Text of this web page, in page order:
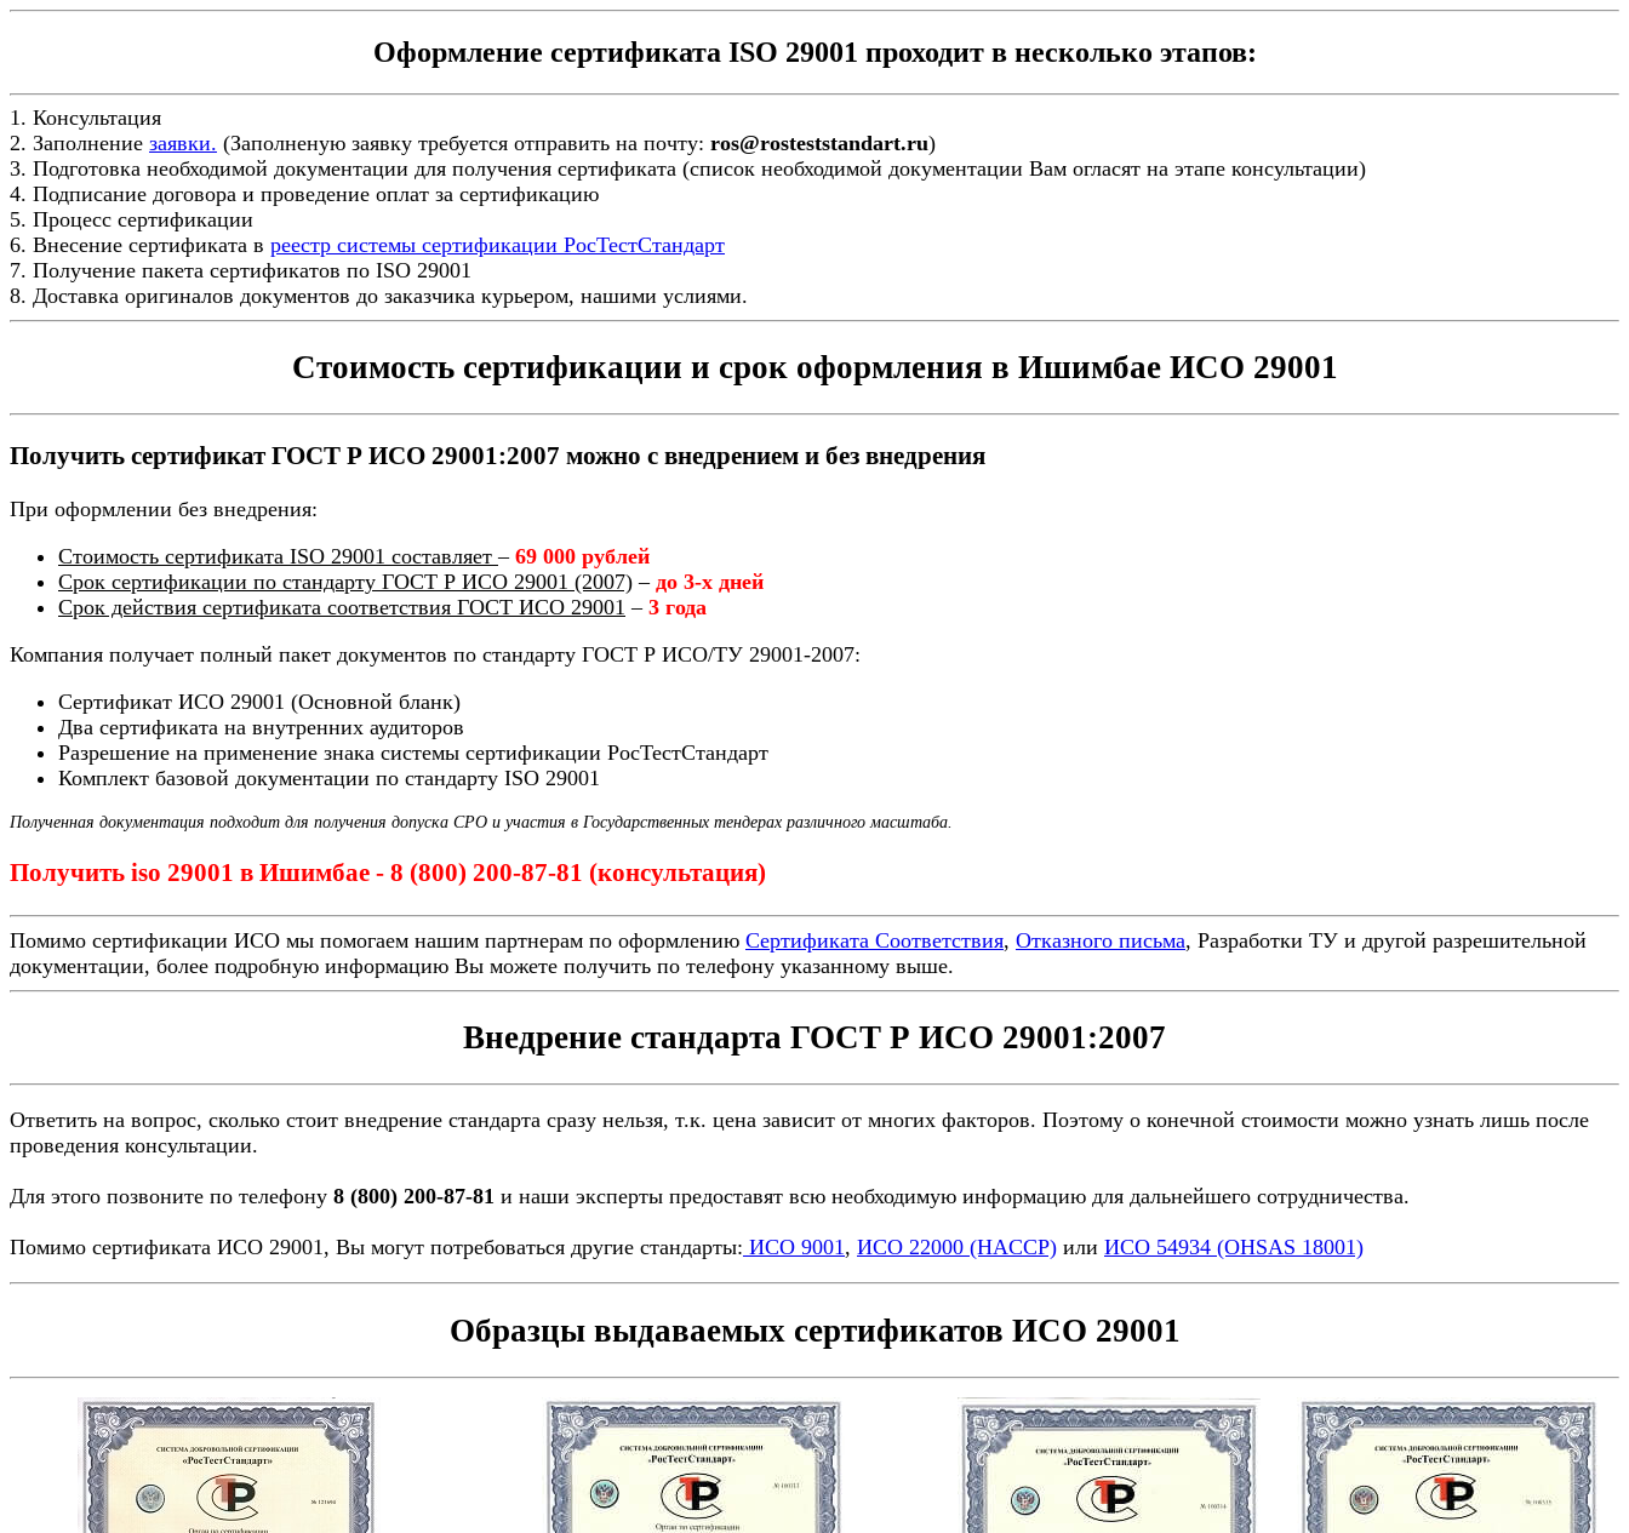
Оформление сертификата ISO 29001 проходит в несколько этапов:
1. Консультация
2. Заполнение заявки. (Заполненую заявку требуется отправить на почту: ros@rosteststandart.ru)
3. Подготовка необходимой документации для получения сертификата (список необходимой документации Вам огласят на этапе консультации)
4. Подписание договора и проведение оплат за сертификацию
5. Процесс сертификации
6. Внесение сертификата в реестр системы сертификации РосТестСтандарт
7. Получение пакета сертификатов по ISO 29001
8. Доставка оригиналов документов до заказчика курьером, нашими услиями.
Стоимость сертификации и срок оформления в Ишимбае ИСО 29001
Получить сертификат ГОСТ Р ИСО 29001:2007 можно с внедрением и без внедрения
При оформлении без внедрения:
Стоимость сертификата ISO 29001 составляет– 69 000 рублей
Срок сертификации по стандарту ГОСТ Р ИСО 29001 (2007) – до 3-х дней
Срок действия сертификата соответствия ГОСТ ИСО 29001 – 3 года
Компания получает полный пакет документов по стандарту ГОСТ Р ИСО/ТУ 29001-2007:
Сертификат ИСО 29001 (Основной бланк)
Два сертификата на внутренних аудиторов
Разрешение на применение знака системы сертификации РосТестСтандарт
Комплект базовой документации по стандарту ISO 29001
Полученная документация подходит для получения допуска СРО и участия в Государственных тендерах различного масштаба.
Получить iso 29001 в Ишимбае - 8 (800) 200-87-81 (консультация)
Помимо сертификации ИСО мы помогаем нашим партнерам по оформлению Сертификата Соответствия, Отказного письма, Разработки ТУ и другой разрешительной
документации, более подробную информацию Вы можете получить по телефону указанному выше.
Внедрение стандарта ГОСТ Р ИСО 29001:2007
Ответить на вопрос, сколько стоит внедрение стандарта сразу нельзя, т.к. цена зависит от многих факторов. Поэтому о конечной стоимости можно узнать лишь после
проведения консультации.
Для этого позвоните по телефону 8 (800) 200-87-81 и наши эксперты предоставят всю необходимую информацию для дальнейшего сотрудничества.
Помимо сертификата ИСО 29001, Вы могут потребоваться другие стандарты: ИСО 9001, ИСО 22000 (HACCP) или ИСО 54934 (OHSAS 18001)
Образцы выдаваемых сертификатов ИСО 29001